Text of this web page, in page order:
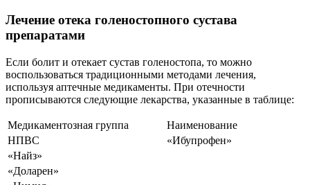
Лечение отека голеностопного сустава
препаратами
Если болит и отекает сустав голеностопа, то можно
воспользоваться традиционными методами лечения,
используя аптечные медикаменты. При отечности
прописываются следующие лекарства, указанные в таблице:
Медикаментозная группа
Наименование
НПВС
«Ибупpoфeн»
«Haйз»
«Дoлapeн»